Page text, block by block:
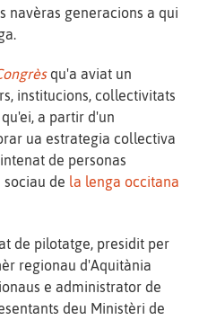
navèras generacions a qui
qu'a aviat un
institucions, collectivitats
a partir d'un
ua estrategia collectiva
de personas
de la lenga occitana
de pilotatge, presidit per
regionau d'Aquitània
e administrator de
deu Ministèri de